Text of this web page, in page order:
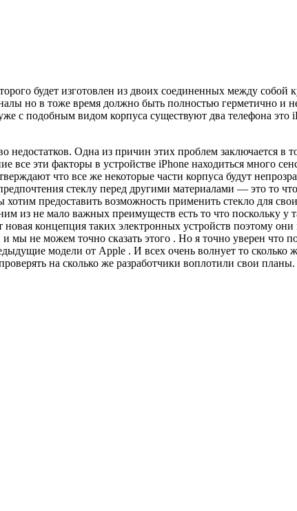
будет изготовлен из двоих соединенных между собой
но в тоже время должно быть полностью герметично и
с подобным видом корпуса существуют два телефона это
Одна из причин этих проблем заключается в
эти факторы в устройстве iPhone находиться много
что все же некоторые части корпуса будут
стеклу перед другими материалами — это то
предоставить возможность применить стекло для
из не мало важных преимуществ есть то что поскольку у
концепция таких электронных устройств поэтому
не можем точно сказать этого . Но я точно уверен что
модели от Apple . И всех очень волнует то сколько
на сколько же разработчики воплотили свои планы.